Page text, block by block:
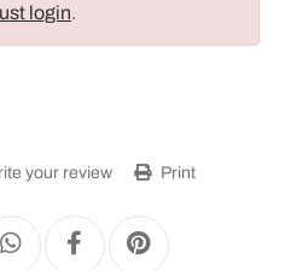
login.
your review Print